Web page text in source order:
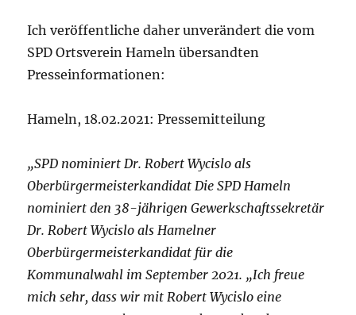
Ich veröffentliche daher unverändert die vom
SPD Ortsverein Hameln übersandten
Presseinformationen:
Hameln, 18.02.2021: Pressemitteilung
„SPD nominiert Dr. Robert Wycislo als
Oberbürgermeisterkandidat Die SPD Hameln
nominiert den 38-jährigen Gewerkschaftssekretär
Dr. Robert Wycislo als Hamelner
Oberbürgermeisterkandidat für die
Kommunalwahl im September 2021. „Ich freue
mich sehr, dass wir mit Robert Wycislo eine